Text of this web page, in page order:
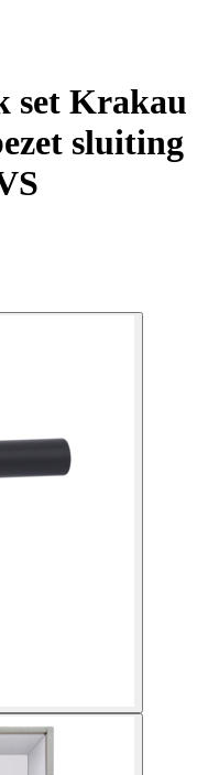
set Krakau
sluiting